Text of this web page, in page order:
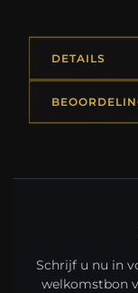
DETAILS
Schrijf u nu in
welkomstbon